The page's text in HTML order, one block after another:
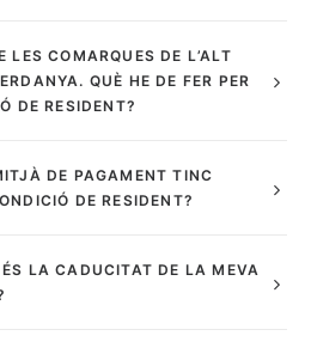
LES COMARQUES DE L’ALT
QUÈ HE DE FER PER
DE RESIDENT?
DE PAGAMENT TINC
DE RESIDENT?
LA CADUCITAT DE LA MEVA